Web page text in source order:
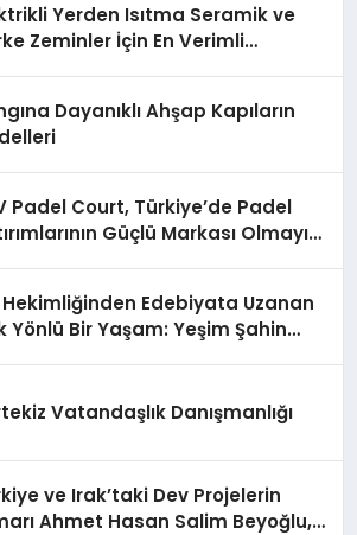
Yerden Isıtma Seramik ve
Zeminler İçin En Verimli
Dayanıklı Ahşap Kapıların
Padel Court, Türkiye’de Padel
Güçlü Markası Olmayı
Hekimliğinden Edebiyata Uzanan
Yönlü Bir Yaşam: Yeşim Şahin
Vatandaşlık Danışmanlığı
ve Irak’taki Dev Projelerin
Ahmet Hasan Salim Beyoğlu,